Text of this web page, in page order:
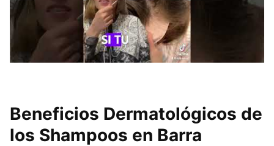
Beneficios Dermatológicos de
los Shampoos en Barra